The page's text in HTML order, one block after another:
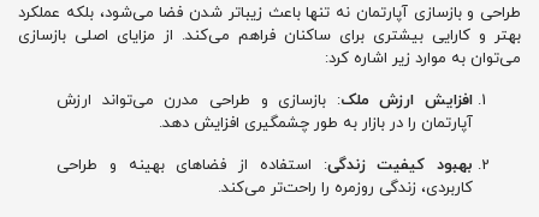
طراحی و بازسازی آپارتمان نه تنها باعث زیباتر شدن فضا می‌شود، بلکه عملکرد
بهتر و کارایی بیشتری برای ساکنان فراهم می‌کند. از مزایای اصلی بازسازی
می‌توان به موارد زیر اشاره کرد:
افزایش ارزش ملک: بازسازی و طراحی مدرن می‌تواند ارزش
آپارتمان را در بازار به طور چشمگیری افزایش دهد.
بهبود کیفیت زندگی: استفاده از فضاهای بهینه و طراحی
کاربردی، زندگی روزمره را راحت‌تر می‌کند.